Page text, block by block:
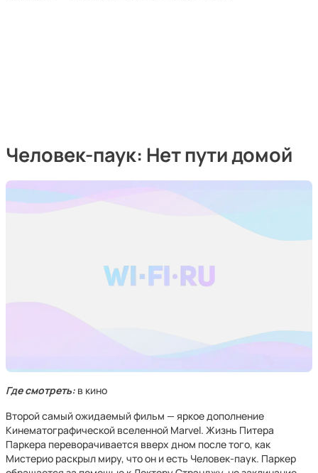
Человек-паук: Нет пути домой
Где смотреть: в кино
Второй самый ожидаемый фильм — яркое дополнение
Кинематографической вселенной Marvel. Жизнь Питера
Паркера переворачивается вверх дном после того, как
Мистерио раскрыл миру, что он и есть Человек-паук. Паркер